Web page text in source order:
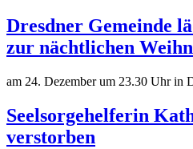
Dresdner Gemeinde
zur nächtlichen
am 24. Dezember um 23.30 Uhr in
Seelsorgehelferin
verstorben